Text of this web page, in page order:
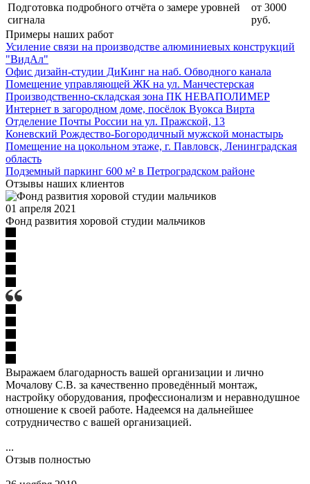
Подготовка подробного отчёта о замере уровней
сигнала
от 3000
руб.
Примеры наших работ
Усиление связи на производстве алюминиевых конструкций
"ВидАл"
Офис дизайн-студии ДиКинг на наб. Обводного канала
Помещение управляющей ЖК на ул. Манчестерская
Производственно-складская зона ПК НЕВАПОЛИМЕР
Интернет в загородном доме, посёлок Вуокса Вирта
Отделение Почты России на ул. Пражской, 13
Коневский Рождество-Богородичный мужской монастырь
Помещение на цокольном этаже, г. Павловск, Ленинградская
область
Подземный паркинг 600 м² в Петроградском районе
Отзывы наших клиентов
01 апреля 2021
Фонд развития хоровой студии мальчиков
Выражаем благодарность вашей организации и лично
Мочалову С.В. за качественно проведённый монтаж,
настройку оборудования, профессионализм и неравнодушное
отношение к своей работе. Надеемся на дальнейшее
сотрудничество с вашей организацией.
...
Отзыв полностью